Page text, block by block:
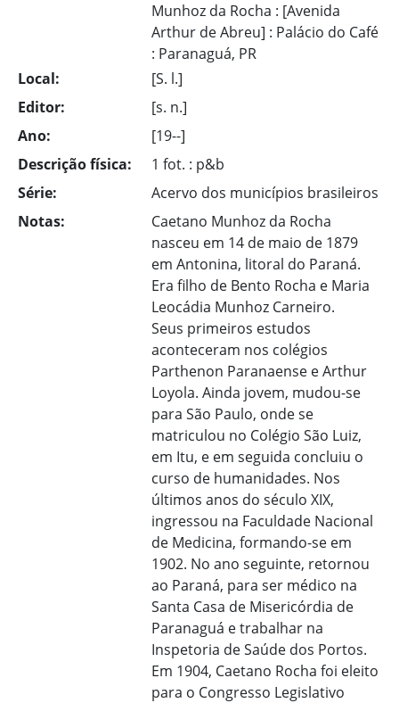
Munhoz da Rocha : [Avenida
Arthur de Abreu] : Palácio do Café
: Paranaguá, PR
Local:
[S. l.]
Editor:
[s. n.]
Ano:
[19--]
Descrição física:
1 fot. : p&b
Série:
Acervo dos municípios brasileiros
Notas:
Caetano Munhoz da Rocha
nasceu em 14 de maio de 1879
em Antonina, litoral do Paraná.
Era filho de Bento Rocha e Maria
Leocádia Munhoz Carneiro.
Seus primeiros estudos
aconteceram nos colégios
Parthenon Paranaense e Arthur
Loyola. Ainda jovem, mudou-se
para São Paulo, onde se
matriculou no Colégio São Luiz,
em Itu, e em seguida concluiu o
curso de humanidades. Nos
últimos anos do século XIX,
ingressou na Faculdade Nacional
de Medicina, formando-se em
1902. No ano seguinte, retornou
ao Paraná, para ser médico na
Santa Casa de Misericórdia de
Paranaguá e trabalhar na
Inspetoria de Saúde dos Portos.
Em 1904, Caetano Rocha foi eleito
para o Congresso Legislativo